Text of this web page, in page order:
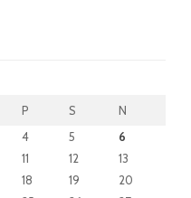
P S
N
4 5
6
11 12
13
18 19
20